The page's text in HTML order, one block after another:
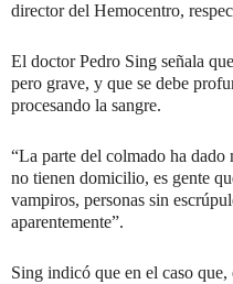
director del Hemocentro,
El doctor Pedro Sing señala
pero grave, y que se debe
procesando la sangre.
“La parte del colmado ha
no tienen domicilio, es gente
vampiros, personas sin
aparentemente”.
Sing indicó que en el caso